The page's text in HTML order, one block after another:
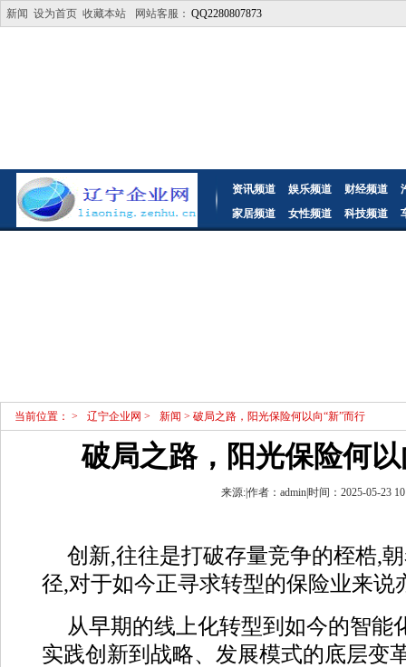
新闻 设为首页 收藏本站 网站客服： QQ2280807873
资讯频道 娱乐频道 财经频道
家居频道
女性频道 科技频道
当前位置： > 辽宁企业网 > 新闻 > 破局之路，阳光保险何以向“新”而行
破局之路，阳光保险何
来源:|作者：admin|时间：2025-05-23
创新,往往是打破存量竞争的桎梏,
径,对于如今正寻求转型的保险业来说
从早期的线上化转型到如今的智能
实践创新到战略、发展模式的底层变